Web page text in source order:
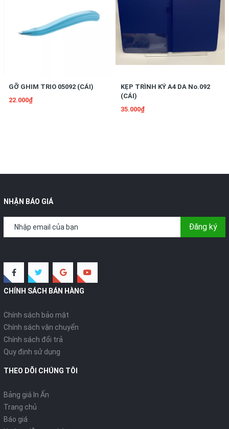
GỠ GHIM TRIO 05092 (CÁI)
22.000₫
KẸP TRÌNH KÝ A4 DA No.092
(CÁI)
35.000₫
NHẬN BÁO GIÁ
Đăng ký
CHÍNH SÁCH BÁN HÀNG
Chính sách bảo mật
Chính sách vận chuyển
Chính sách đổi trả
Quy định sử dụng
THEO DÕI CHÚNG TÔI
Bảng giá In Ấn
Trang chủ
Báo giá